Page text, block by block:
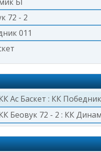
72 - 2
011
Ас Баскет : КК
Беовук 72 - 2 : КК